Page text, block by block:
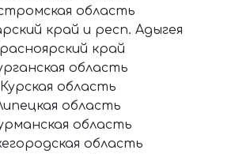
область
край и респ. Адыгея
край
область
Курская область
область
область
область